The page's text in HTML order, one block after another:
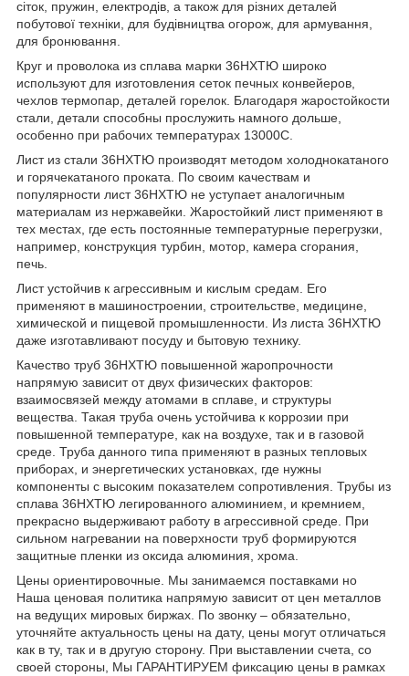
сіток, пружин, електродів, а також для різних деталей
побутової техніки, для будівництва огорож, для армування,
для бронювання.
Круг и проволока из сплава марки 36НХТЮ широко
используют для изготовления сеток печных конвейеров,
чехлов термопар, деталей горелок. Благодаря жаростойкости
стали, детали способны прослужить намного дольше,
особенно при рабочих температурах 13000С.
Лист из стали 36НХТЮ производят методом холоднокатаного
и горячекатаного проката. По своим качествам и
популярности лист 36НХТЮ не уступает аналогичным
материалам из нержавейки. Жаростойкий лист применяют в
тех местах, где есть постоянные температурные перегрузки,
например, конструкция турбин, мотор, камера сгорания,
печь.
Лист устойчив к агрессивным и кислым средам. Его
применяют в машиностроении, строительстве, медицине,
химической и пищевой промышленности. Из листа 36НХТЮ
даже изготавливают посуду и бытовую технику.
Качество труб 36НХТЮ повышенной жаропрочности
напрямую зависит от двух физических факторов:
взаимосвязей между атомами в сплаве, и структуры
вещества. Такая труба очень устойчива к коррозии при
повышенной температуре, как на воздухе, так и в газовой
среде. Труба данного типа применяют в разных тепловых
приборах, и энергетических установках, где нужны
компоненты с высоким показателем сопротивления. Трубы из
сплава 36НХТЮ легированного алюминием, и кремнием,
прекрасно выдерживают работу в агрессивной среде. При
сильном нагревании на поверхности труб формируются
защитные пленки из оксида алюминия, хрома.
Цены ориентировочные. Мы занимаемся поставками но
Наша ценовая политика напрямую зависит от цен металлов
на ведущих мировых биржах. По звонку – обязательно,
уточняйте актуальность цены на дату, цены могут отличаться
как в ту, так и в другую сторону. При выставлении счета, со
своей стороны, Мы ГАРАНТИРУЕМ фиксацию цены в рамках